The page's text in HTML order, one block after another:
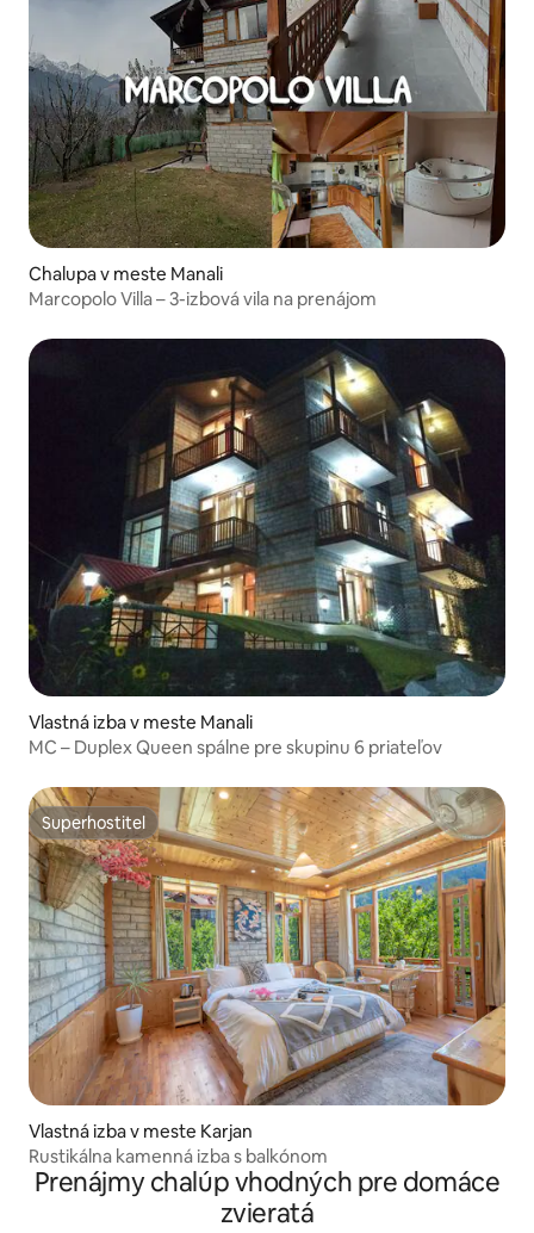
Chalupa v meste Manali
Marcopolo Villa – 3-izbová vila na prenájom
Vlastná izba v meste Manali
MC – Duplex Queen spálne pre skupinu 6 priateľov
Superhostiteľ
Superhostiteľ
Vlastná izba v meste Karjan
Rustikálna kamenná izba s balkónom
Prenájmy chalúp vhodných pre domáce
zvieratá